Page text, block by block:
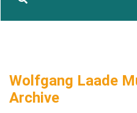
Wolfgang Laade
Archive